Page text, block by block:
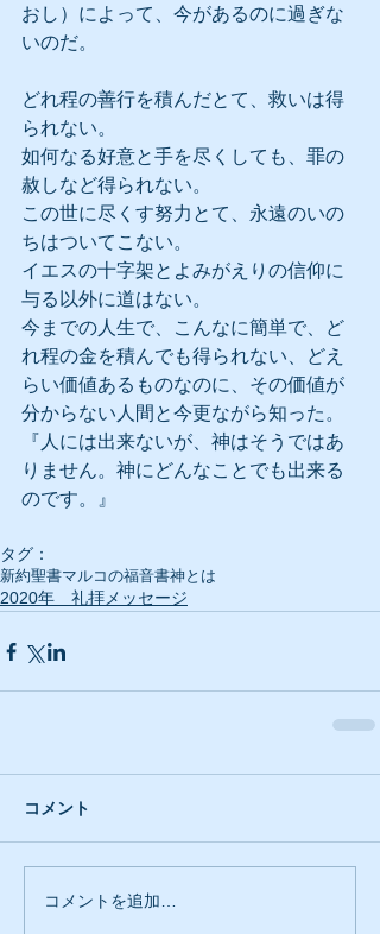
おし）によって、今があるのに過ぎな
いのだ。
どれ程の善行を積んだとて、救いは得
られない。
如何なる好意と手を尽くしても、罪の
赦しなど得られない。
この世に尽くす努力とて、永遠のいの
ちはついてこない。
イエスの十字架とよみがえりの信仰に
与る以外に道はない。
今までの人生で、こんなに簡単で、ど
れ程の金を積んでも得られない、どえ
らい価値あるものなのに、その価値が
分からない人間と今更ながら知った。
『人には出来ないが、神はそうではあ
りません。神にどんなことでも出来る
のです。』
タグ：
新約聖書マルコの福音書神とは
2020年 礼拝メッセージ
コメント
コメントを追加…